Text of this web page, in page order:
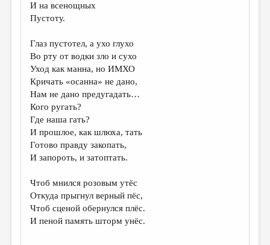
ПЕРЕВОДЫ
ДЕТСКАЯ КОМНАТА
КНИЖНАЯ ПОЛКА
ОБЗОР ЛИТЕРАТУРЫ
СТРАНИЦЫ ПАМЯТИ
ОБЪЯВЛЕНИЯ
РЕДКОЛЛЕГИЯ
ОТ РЕДАКЦИИ
МАЛАЯ ПРОЗА
И на всенощных
Пустоту.
Глаз пустотел, а ухо глухо
Во рту от водки зло и сухо
Уход как манна, но ИМХО
Кричать «осанна» не дано,
Нам не дано предугадать…
Кого ругать?
Где наша гать?
И прошлое, как шлюха, тать
Готово правду закопать,
И запороть, и затоптать.
Чтоб мнился розовым утёс
Откуда прыгнул верный пёс,
Чтоб сценой обернулся плёс.
И пеной память шторм унёс.